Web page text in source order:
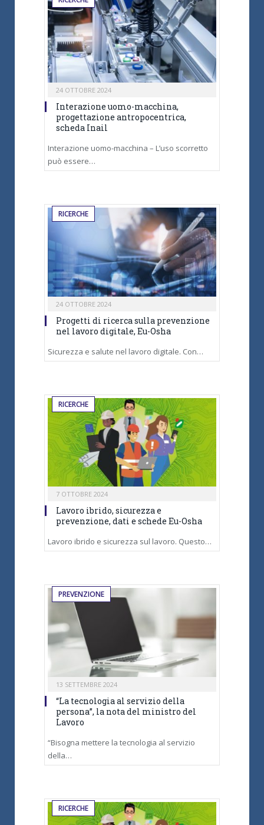
24 OTTOBRE 2024
Interazione uomo-macchina,
progettazione antropocentrica,
scheda Inail
Interazione uomo-macchina – L’uso scorretto
può essere…
RICERCHE
24 OTTOBRE 2024
Progetti di ricerca sulla prevenzione
nel lavoro digitale, Eu-Osha
Sicurezza e salute nel lavoro digitale. Con…
RICERCHE
7 OTTOBRE 2024
Lavoro ibrido, sicurezza e
prevenzione, dati e schede Eu-Osha
Lavoro ibrido e sicurezza sul lavoro. Questo…
PREVENZIONE
13 SETTEMBRE 2024
“La tecnologia al servizio della
persona”, la nota del ministro del
Lavoro
“Bisogna mettere la tecnologia al servizio
della…
RICERCHE